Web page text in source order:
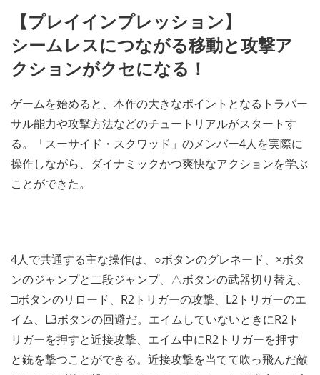
【プレイインプレッション】
シームレスにつながる移動と攻撃ア
クションがクセになる！
ゲームを始めると、本作の大きなポイントとなるトラバー
サル能力や攻撃方法などのチュートリアルがスタートす
る。「スーサイド・スクワッド」のメンバー4人を実際に
操作しながら、ダイナミックかつ爽快なアクションを学ぶ
ことができた。
4人で共通する主な操作は、○ボタンのグレネード、×ボタ
ンのジャンプと二段ジャンプ、△ボタンの武器切り替え、
□ボタンのリロード、R2トリガーの攻撃、L2トリガーのエ
イム、L3ボタンの回避だ。エイムしていないときにR2ト
リガーを押すと近接攻撃、エイム中にR2トリガーを押す
と銃を撃つことができる。近接攻撃を当てて吹っ飛んだ敵